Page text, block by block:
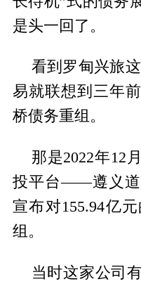
是头一回了。
看到罗甸兴旅
易就联想到三年
桥债务重组。
那是2022年12
投平台——遵义道
宣布对155.94亿
组。
当时这家公司